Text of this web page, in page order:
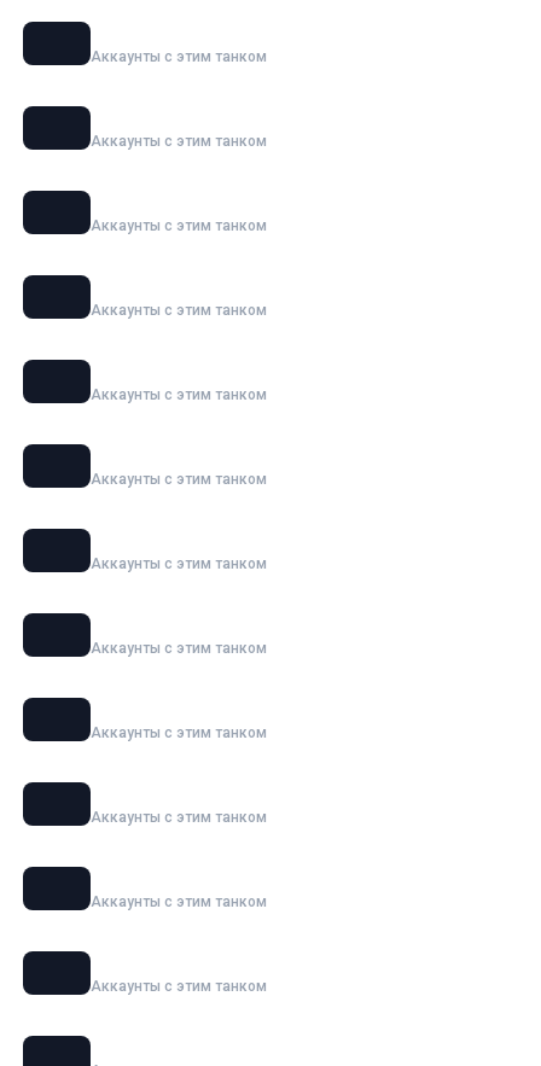
Аккаунты с этим танком
Аккаунты с этим танком
Аккаунты с этим танком
Аккаунты с этим танком
Аккаунты с этим танком
Аккаунты с этим танком
Аккаунты с этим танком
Аккаунты с этим танком
Аккаунты с этим танком
Аккаунты с этим танком
Аккаунты с этим танком
Аккаунты с этим танком